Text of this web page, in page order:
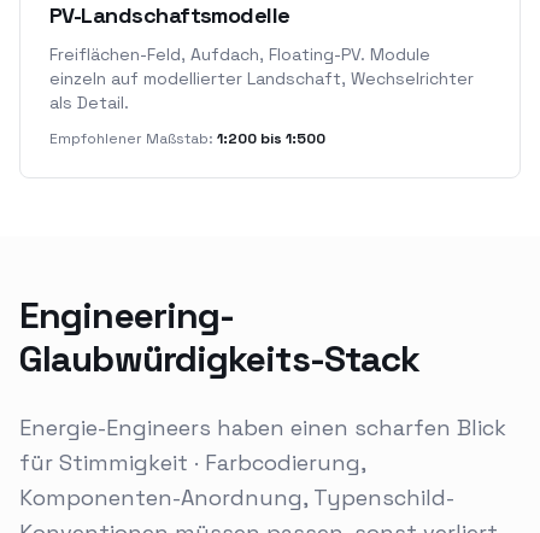
PV-Landschaftsmodelle
Freiflächen-Feld, Aufdach, Floating-PV. Module
einzeln auf modellierter Landschaft, Wechselrichter
als Detail.
Empfohlener Maßstab: 1:200 bis 1:500
Engineering-
Glaubwürdigkeits-Stack
Energie-Engineers haben einen scharfen Blick
für Stimmigkeit · Farbcodierung,
Komponenten-Anordnung, Typenschild-